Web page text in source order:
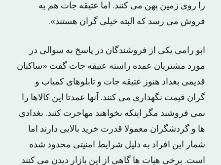
را روی زمین پهن می کنند. اما عتیقه جات هم به
فروش می رسد که البته خیلی گران هستند».
ابو رامی یکی از فروشندگان در پاسخ به سوالی در
مورد مشتریان عمده راسته عتیقه جات گفت «ساکنان
قدیمی بغداد هنوز عتیقه جات و تابلوهای کمیاب و
گران قیمت نگهداری می کنند. آنها عمدتا این کالاها را
نمی فروشند مگر اینکه بخواهند مهاجرت کنند. بغدادی
ها و گردشگران معمولا قدرت خرید بالایی دارند اما
شمار این افراد به دلیل شرایط امنیتی محدود شده
است. برخی هیات ها گاهی از این بازار دیدن می کنند